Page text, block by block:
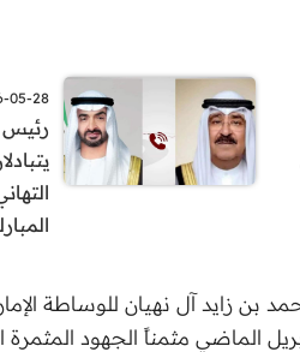
28 | 12:37
رئيس
زايد آل نهيان للوساطة
الماضي مثمناً الجهود المثمرة